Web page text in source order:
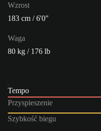
Wzrost
183 cm / 6'0"
Waga
80 kg / 176 lb
Tempo
Przyspieszenie
Szybkość biegu